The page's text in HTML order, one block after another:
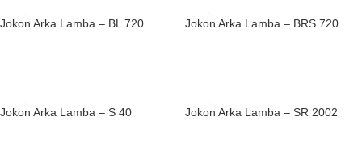
Jokon Arka Lamba – BL 720 Jokon Arka Lamba – BRS 720
Jokon Arka Lamba – S 40 Jokon Arka Lamba – SR 2002